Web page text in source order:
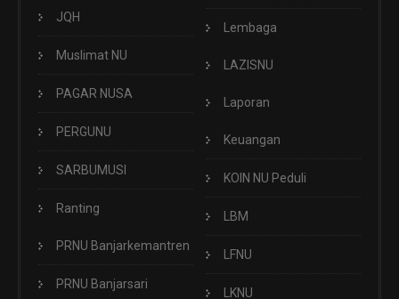
JQH
Muslimat NU
PAGAR NUSA
PERGUNU
SARBUMUSI
Ranting
PRNU Banjarkemantren
PRNU Banjarsari
Lembaga
LAZISNU
Laporan
Keuangan
KOIN NU Peduli
LBM
LFNU
LKNU